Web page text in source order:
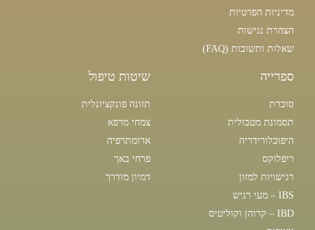
מדיניות הפרטיות
הצהרת נגישות
שאלות ותשובות (FAQ)
ספרייה
סוכרת
תסמונת מטבולית
היפוכלורידריה
ריפלוקס
רגישויות למזון
IBS – מעי רגיש
IBD – קרוהן וקוליטיס
שיטות טיפול
תזונה פונקציונלית
צמחי מרפא
ארומתרפיה
פרחי באך
דמיון מודרך